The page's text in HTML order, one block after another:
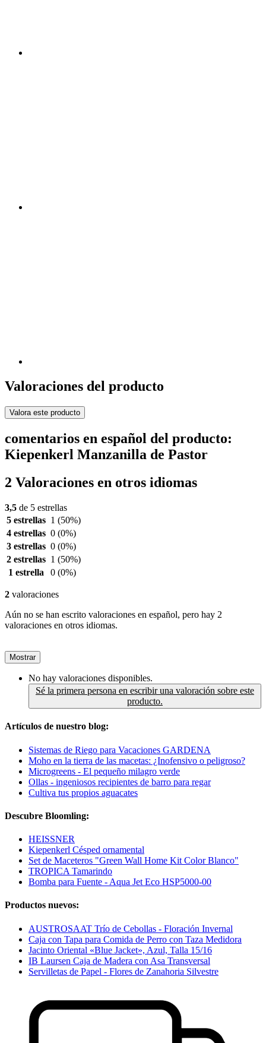
Valoraciones del producto
Valora este producto
comentarios en español del producto:
Kiepenkerl Manzanilla de Pastor
2 Valoraciones en otros idiomas
3,5 de 5 estrellas
5 estrellas 1 (50%)
4 estrellas 0 (0%)
3 estrellas 0 (0%)
2 estrellas 1 (50%)
1 estrella
0 (0%)
2 valoraciones
Aún no se han escrito valoraciones en español, pero hay 2
valoraciones en otros idiomas.
Mostrar
No hay valoraciones disponibles.
Sé la primera persona en escribir una valoración sobre este
producto.
Artículos de nuestro blog:
Sistemas de Riego para Vacaciones GARDENA
Moho en la tierra de las macetas: ¿Inofensivo o peligroso?
Microgreens - El pequeño milagro verde
Ollas - ingeniosos recipientes de barro para regar
Cultiva tus propios aguacates
Descubre Bloomling:
HEISSNER
Kiepenkerl Césped ornamental
Set de Maceteros "Green Wall Home Kit Color Blanco"
TROPICA Tamarindo
Bomba para Fuente - Aqua Jet Eco HSP5000-00
Productos nuevos:
AUSTROSAAT Trío de Cebollas - Floración Invernal
Caja con Tapa para Comida de Perro con Taza Medidora
Jacinto Oriental «Blue Jacket», Azul, Talla 15/16
IB Laursen Caja de Madera con Asa Transversal
Servilletas de Papel - Flores de Zanahoria Silvestre